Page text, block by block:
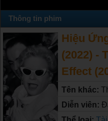
Thông tin phim
Hiệu
(2022) -
Effect
Tên khác:
Diễn viên: